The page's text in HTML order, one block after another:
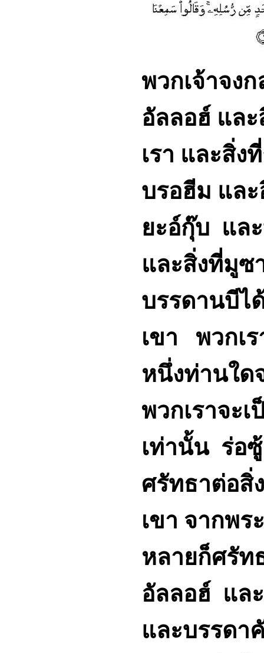
พวกเจ้าจง
อัลลอฮ์ แล
เรา และสิ่ง
บรอฮีม แล
ยะอ์กุ๊บ แล
และสิ่งที่มู
บรรดานบีไ
เขา พวกเ
หนึ่งท่านใ
พวกเราจะ
เท่านั้น ร่อ
ศรัทธาต่อสิ่
เขา จากพร
หลายก็ศรัท
อัลลอฮ์ แล
และบรรดา